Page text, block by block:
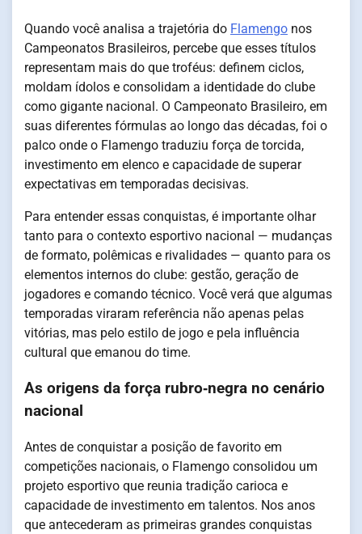
Quando você analisa a trajetória do Flamengo nos
Campeonatos Brasileiros, percebe que esses títulos
representam mais do que troféus: definem ciclos,
moldam ídolos e consolidam a identidade do clube
como gigante nacional. O Campeonato Brasileiro, em
suas diferentes fórmulas ao longo das décadas, foi o
palco onde o Flamengo traduziu força de torcida,
investimento em elenco e capacidade de superar
expectativas em temporadas decisivas.
Para entender essas conquistas, é importante olhar
tanto para o contexto esportivo nacional — mudanças
de formato, polêmicas e rivalidades — quanto para os
elementos internos do clube: gestão, geração de
jogadores e comando técnico. Você verá que algumas
temporadas viraram referência não apenas pelas
vitórias, mas pelo estilo de jogo e pela influência
cultural que emanou do time.
As origens da força rubro‑negra no cenário
nacional
Antes de conquistar a posição de favorito em
competições nacionais, o Flamengo consolidou um
projeto esportivo que reunia tradição carioca e
capacidade de investimento em talentos. Nos anos
que antecederam as primeiras grandes conquistas